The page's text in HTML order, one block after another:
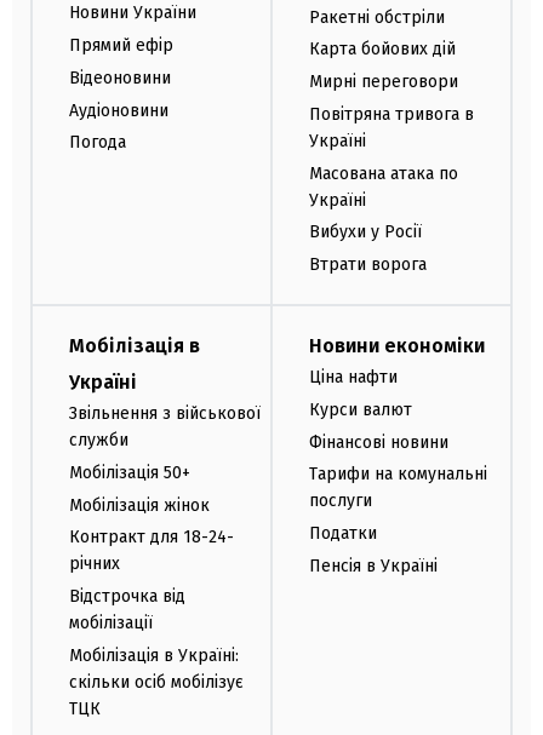
Новини України
Прямий ефір
Відеоновини
Аудіоновини
Погода
Ракетні обстріли
Карта бойових дій
Мирні переговори
Повітряна тривога в
Україні
Масована атака по
Україні
Вибухи у Росії
Втрати ворога
Мобілізація в
Україні
Звільнення з військової
служби
Мобілізація 50+
Мобілізація жінок
Контракт для 18-24-
річних
Відстрочка від
мобілізації
Мобілізація в Україні:
скільки осіб мобілізує
ТЦК
Новини економіки
Ціна нафти
Курси валют
Фінансові новини
Тарифи на комунальні
послуги
Податки
Пенсія в Україні